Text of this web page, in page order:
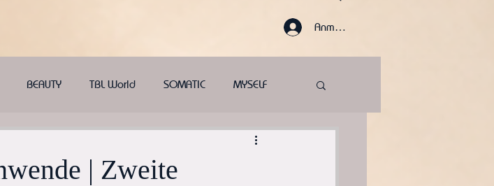
Anmelden
BEAUTY TBL World SOMATIC MYSELF
| Zweite